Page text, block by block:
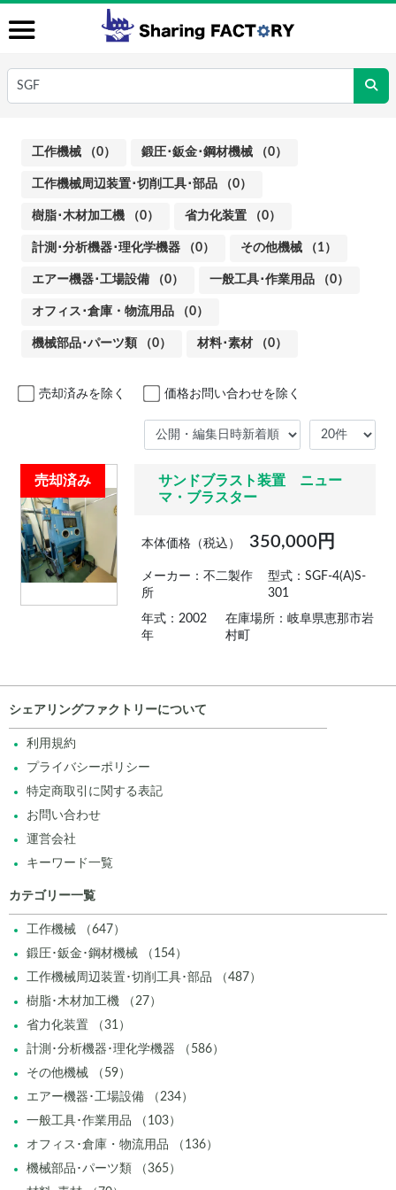
工作機械 （0） 鍛圧･鈑金･鋼材機械 （0）
工作機械周辺装置･切削工具･部品 （0）
樹脂･木材加工機 （0） 省力化装置 （0）
計測･分析機器･理化学機器 （0） その他機械 （1）
エアー機器･工場設備 （0） 一般工具･作業用品 （0）
オフィス･倉庫・物流用品 （0）
機械部品･パーツ類 （0） 材料･素材 （0）
売却済みを除く 価格お問い合わせを除く
売却済み
サンドブラスト装置 ニュー
マ・ブラスター
本体価格（税込） 350,000円
メーカー：不二製作
所
型式：SGF-4(A)S-
301
年式：2002
年
在庫場所：岐阜県恵那市岩
村町
シェアリングファクトリーについて
利用規約
プライバシーポリシー
特定商取引に関する表記
お問い合わせ
運営会社
キーワード一覧
カテゴリー一覧
工作機械 （647）
鍛圧･鈑金･鋼材機械 （154）
工作機械周辺装置･切削工具･部品 （487）
樹脂･木材加工機 （27）
省力化装置 （31）
計測･分析機器･理化学機器 （586）
その他機械 （59）
エアー機器･工場設備 （234）
一般工具･作業用品 （103）
オフィス･倉庫・物流用品 （136）
機械部品･パーツ類 （365）